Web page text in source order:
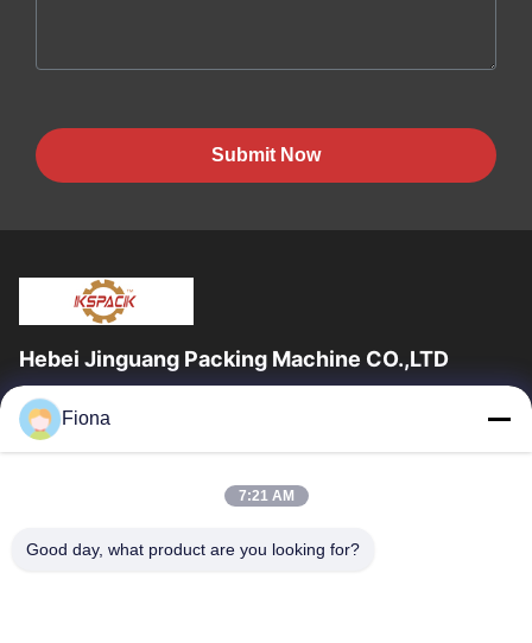
Submit Now
Hebei Jinguang Packing Machine CO.,LTD
জিনগুয়াং প্যাকিং মেশিন কো লিমিটেড হ'ল একটি পেশাদার professionalেউখেলানযুক্ত
শক্ত কাগজ মুদ্রণ সরঞ্জাম এবং দশ বছরেরও বেশি সময় ধরে শক্ত কাগজ...
দ্রুত লিঙ্ক
পণ্য
আমাদের সম্পর্কে
কারখানা ভ্রমণ
Fiona
7:21 AM
Good day, what product are you looking for?